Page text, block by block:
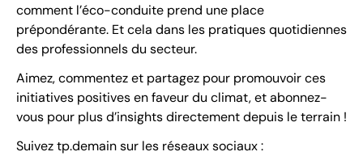
comment l’éco-conduite prend une place
prépondérante. Et cela dans les pratiques quotidiennes
des professionnels du secteur.
Aimez, commentez et partagez pour promouvoir ces
initiatives positives en faveur du climat, et abonnez-
vous pour plus d’insights directement depuis le terrain !
Suivez tp.demain sur les réseaux sociaux :